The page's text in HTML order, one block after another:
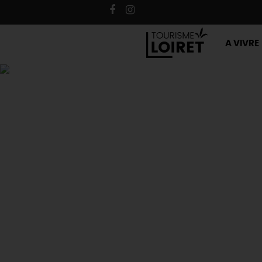
A VIVRE